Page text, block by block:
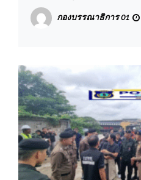
สภ.วังน้ำเย็น
กองบรรณาธิการ 01